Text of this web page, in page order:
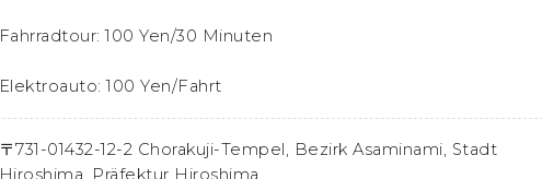
Fahrradtour: 100 Yen/30 Minuten
Elektroauto: 100 Yen/Fahrt
〒731-01432-12-2 Chorakuji-Tempel, Bezirk Asaminami, Stadt
Hiroshima, Präfektur Hiroshima